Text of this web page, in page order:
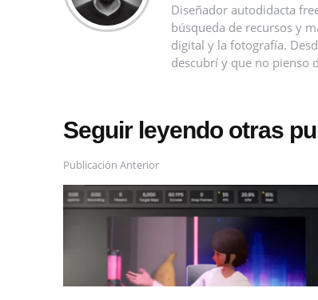
Diseñador autodidacta
búsqueda de recursos y
digital y la fotografía.
descubrí y que no pienso
Seguir leyendo otras
Publicación Anterior